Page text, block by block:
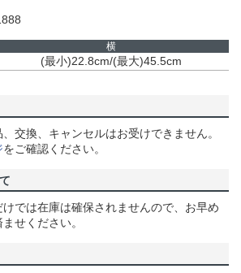
横
(最小)22.8cm/(最大)45.5cm
交換、キャンセルはお受けできません。
をご確認ください。
では在庫は確保されませんので、お早め
せください。